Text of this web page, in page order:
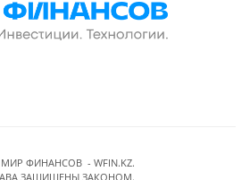
МИР ФИНАНСОВ - WFIN.KZ.
ЗАЩИЩЕНЫ ЗАКОНОМ.